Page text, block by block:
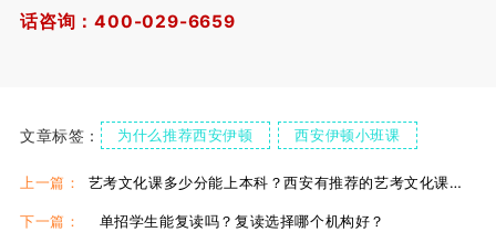
话咨询：400-029-6659
文章标签： 为什么推荐西安伊顿 西安伊顿小班课
陕西学考
上一篇： 艺考文化课多少分能上本科？西安有推荐的艺考文化课培训机构吗？
下一篇： 单招学生能复读吗？复读选择哪个机构好？